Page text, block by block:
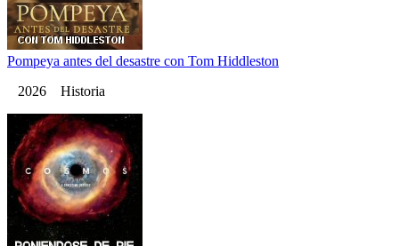
Pompeya antes del desastre con Tom Hiddleston
2026 Historia